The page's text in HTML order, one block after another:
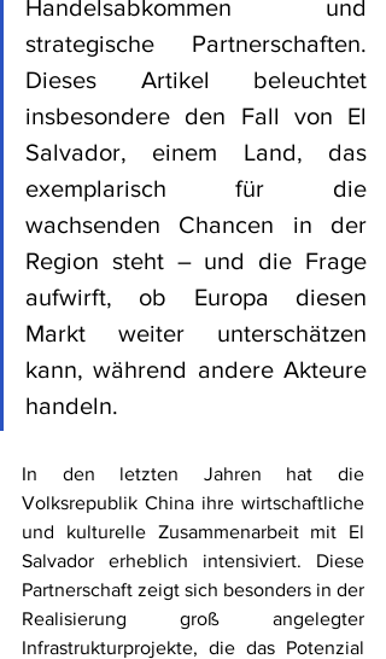
Handelsabkommen und
strategische Partnerschaften.
Dieses Artikel beleuchtet
insbesondere den Fall von El
Salvador, einem Land, das
exemplarisch für die
wachsenden Chancen in der
Region steht – und die Frage
aufwirft, ob Europa diesen
Markt weiter unterschätzen
kann, während andere Akteure
handeln.
In den letzten Jahren hat die
Volksrepublik China ihre wirtschaftliche
und kulturelle Zusammenarbeit mit El
Salvador erheblich intensiviert. Diese
Partnerschaft zeigt sich besonders in der
Realisierung groß angelegter
Infrastrukturprojekte, die das Potenzial